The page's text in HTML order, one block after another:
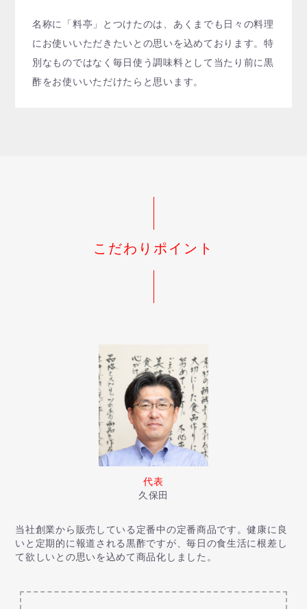
名称に「料亭」とつけたのは、あくまでも日々の料理
にお使いいただきたいとの思いを込めております。特
別なものではなく毎日使う調味料として当たり前に黒
酢をお使いいただけたらと思います。
こだわりポイント
代表
久保田
当社創業から販売している定番中の定番商品です。健康に良
いと定期的に報道される黒酢ですが、毎日の食生活に根差し
て欲しいとの思いを込めて商品化しました。